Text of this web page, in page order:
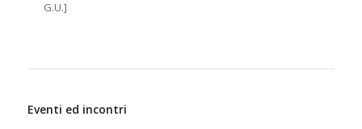
G.U.]
Eventi ed incontri